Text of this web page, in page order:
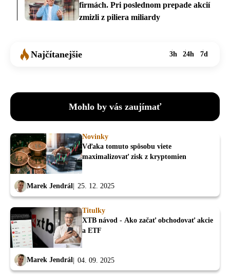
firmách. Pri poslednom prepade akcií
zmizli z piliera miliardy
Najčítanejšie 3h 24h 7d
Mohlo by vás zaujímať
Novinky
Vďaka tomuto spôsobu viete
maximalizovať zisk z kryptomien
Marek Jendrál 25. 12. 2025
Titulky
XTB návod - Ako začať obchodovať akcie
a ETF
Marek Jendrál 04. 09. 2025